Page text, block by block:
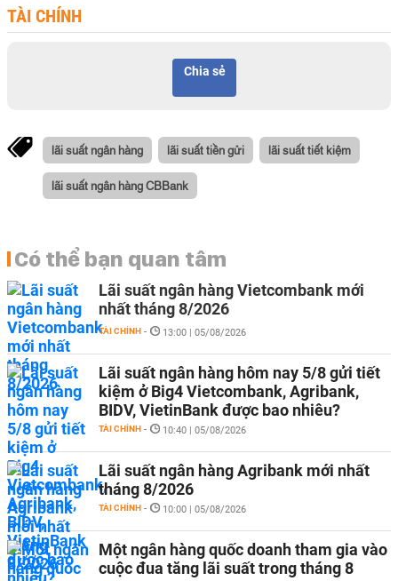
TÀI CHÍNH
Chia sẻ
lãi suất ngân hàng lãi suất tiền gửi lãi suất tiết kiệm
lãi suất ngân hàng CBBank
Có thể bạn quan tâm
Lãi suất ngân hàng Vietcombank mới
nhất tháng 8/2026
TÀI CHÍNH - 13:00 | 05/08/2026
Lãi suất ngân hàng hôm nay 5/8 gửi tiết
kiệm ở Big4 Vietcombank, Agribank,
BIDV, VietinBank được bao nhiêu?
TÀI CHÍNH - 10:40 | 05/08/2026
Lãi suất ngân hàng Agribank mới nhất
tháng 8/2026
TÀI CHÍNH - 10:00 | 05/08/2026
Một ngân hàng quốc doanh tham gia vào
cuộc đua tăng lãi suất trong tháng 8